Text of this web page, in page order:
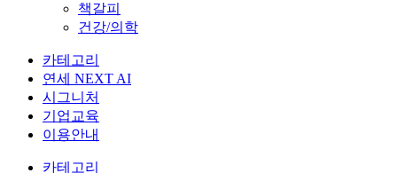
책갈피
건강/의학
카테고리
연세 NEXT AI
시그니처
기업교육
이용안내
카테고리